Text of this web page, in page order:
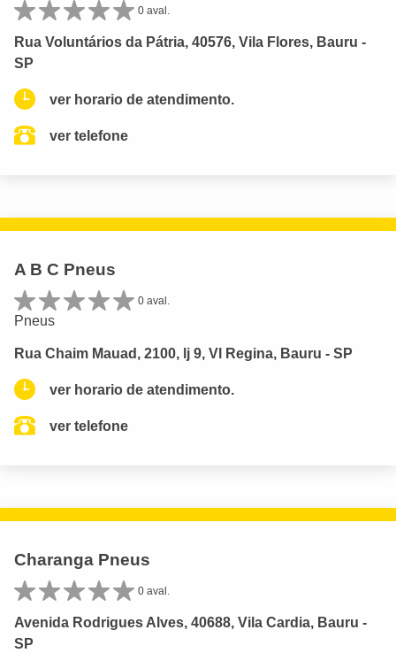
0 aval.
Rua Voluntários da Pátria, 40576, Vila Flores, Bauru -
SP
ver horario de atendimento.
ver telefone
A B C Pneus
0 aval.
Pneus
Rua Chaim Mauad, 2100, lj 9, Vl Regina, Bauru - SP
ver horario de atendimento.
ver telefone
Charanga Pneus
0 aval.
Avenida Rodrigues Alves, 40688, Vila Cardia, Bauru -
SP